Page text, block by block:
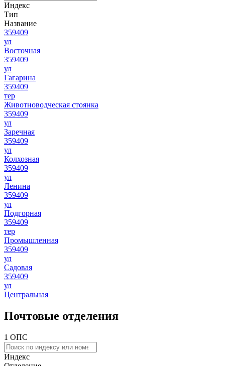
Индекс
Тип
Название
359409
ул
Восточная
359409
ул
Гагарина
359409
тер
Животноводческая стоянка
359409
ул
Заречная
359409
ул
Колхозная
359409
ул
Ленина
359409
ул
Подгорная
359409
тер
Промышленная
359409
ул
Садовая
359409
ул
Центральная
Почтовые отделения
1 ОПС
Индекс